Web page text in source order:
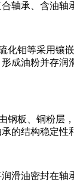
轴承、含油轴
化钼等采用
成油粉并存
板、铜粉层
的结构稳定性
滑油密封在